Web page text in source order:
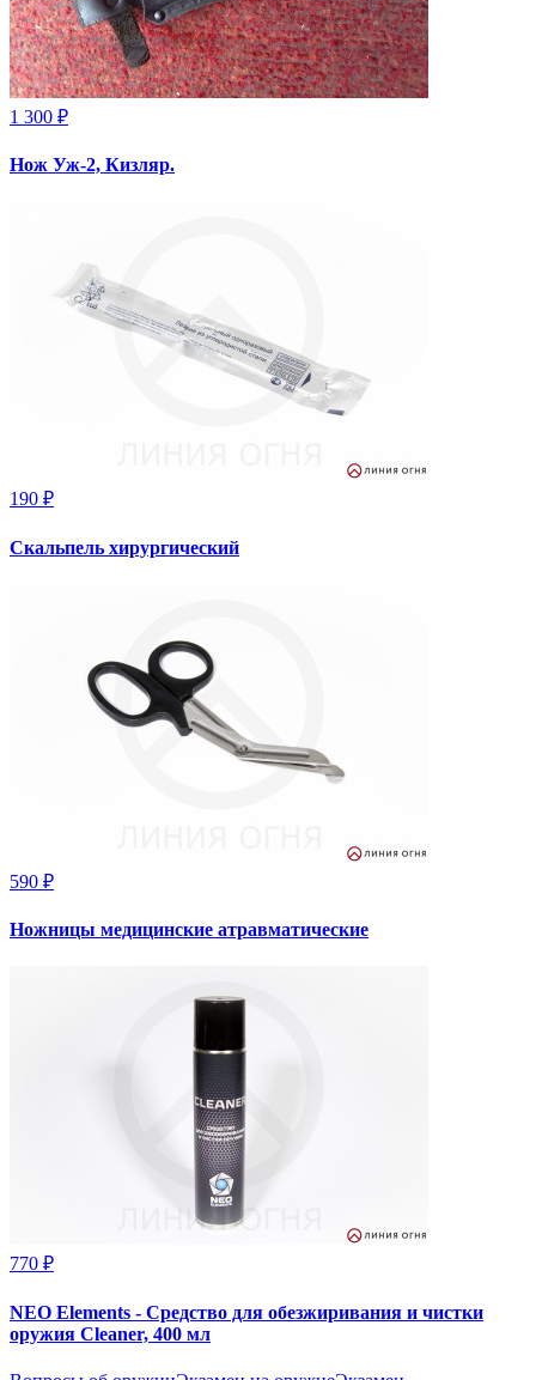
1 300 ₽
Нож Уж-2, Кизляр.
190 ₽
Скальпель хирургический
590 ₽
Ножницы медицинские атравматические
770 ₽
NEO Elements - Средство для обезжиривания и чистки
оружия Cleaner, 400 мл